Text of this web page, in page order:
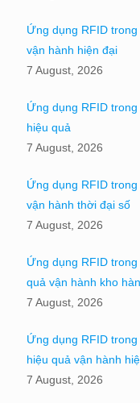
Ứng dụng RFID
vận hành hiện đại
7 August, 2026
Ứng dụng RFID
hiệu quả
7 August, 2026
Ứng dụng RFID
vận hành thời đại số
7 August, 2026
Ứng dụng RFID
quả vận hành kho
7 August, 2026
Ứng dụng RFID
hiệu quả vận hành
7 August, 2026